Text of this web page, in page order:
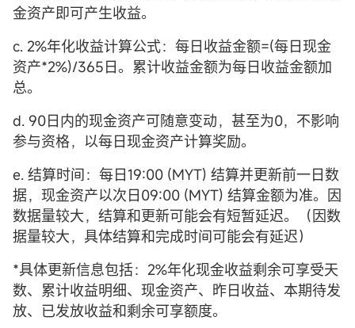
金资产即可产生收益。
c. 2%年化收益计算公式：每日收益金额=(每日现金
资产*2%)/365日。累计收益金额为每日收益金额加
总。
d. 90日内的现金资产可随意变动，甚至为0，不影响
参与资格，以每日现金资产计算奖励。
e. 结算时间：每日19:00 (MYT) 结算并更新前一日数
据，现金资产以次日09:00 (MYT) 结算金额为准。因
数据量较大，结算和更新可能会有短暂延迟。（因数
据量较大，具体结算和完成时间可能会有延迟）
*具体更新信息包括：2%年化现金收益剩余可享受天
数、累计收益明细、现金资产、昨日收益、本期待发
放、已发放收益和剩余可享额度。